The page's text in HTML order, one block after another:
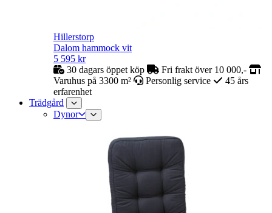
Hillerstorp
Dalom hammock vit
5 595 kr
30 dagars öppet köp
Fri frakt över 10 000,-
Varuhus på 3300 m²
Personlig service
45 års
erfarenhet
Trädgård
Dynor